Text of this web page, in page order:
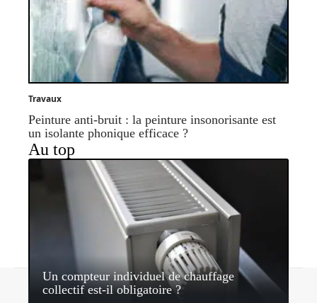
Travaux
Peinture anti-bruit : la peinture insonorisante est
un isolante phonique efficace ?
Au top
Un compteur individuel de chauffage
collectif est-il obligatoire ?
Contact Mentions légales Sitemap